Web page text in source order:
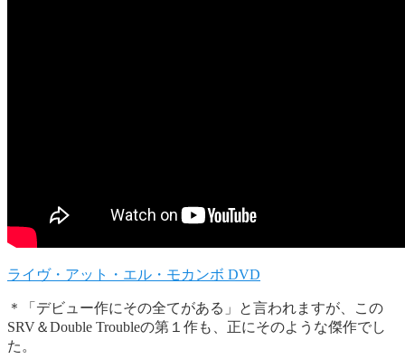
ライヴ・アット・エル・モカンボ DVD
＊「デビュー作にその全てがある」と言われますが、この
SRV＆Double Troubleの第１作も、正にそのような傑作でし
た。